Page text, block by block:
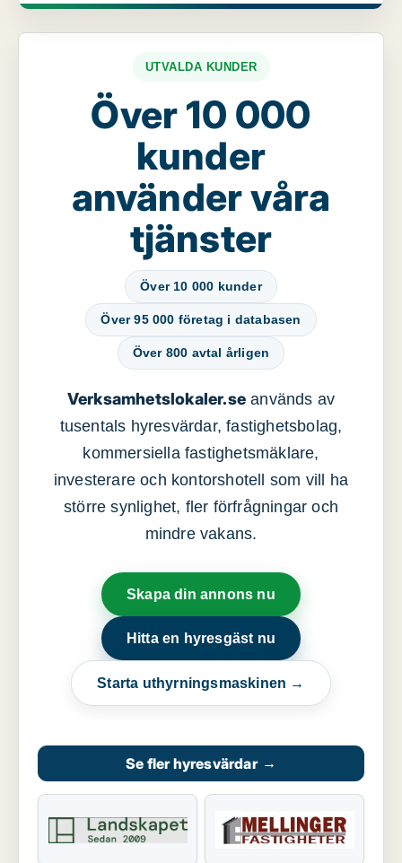
UTVALDA KUNDER
Över 10 000
kunder
använder våra
tjänster
Över 10 000 kunder
Över 95 000 företag i databasen
Över 800 avtal årligen
Verksamhetslokaler.se används av
tusentals hyresvärdar, fastighetsbolag,
kommersiella fastighetsmäklare,
investerare och kontorshotell som vill ha
större synlighet, fler förfrågningar och
mindre vakans.
Skapa din annons nu
Hitta en hyresgäst nu
Starta uthyrningsmaskinen →
Se fler hyresvärdar →